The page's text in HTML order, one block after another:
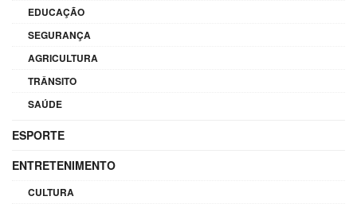
EDUCAÇÃO
SEGURANÇA
AGRICULTURA
TRÂNSITO
SAÚDE
ESPORTE
ENTRETENIMENTO
CULTURA